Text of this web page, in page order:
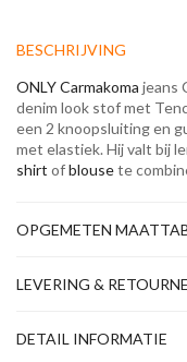
BESCHRIJVING
ONLY Carmakoma jeans
denim look stof met
een 2 knoopsluiting en
met elastiek. Hij valt bij
shirt ofblousete
OPGEMETEN
LEVERING &
DETAIL INFORMATIE